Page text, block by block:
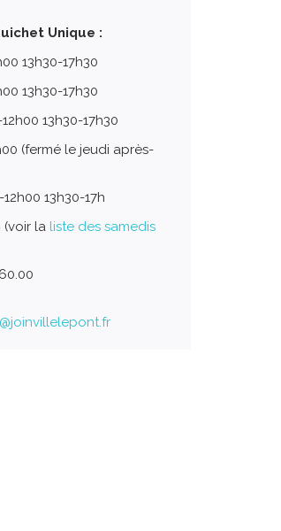
Unique :
13h30-17h30
13h30-17h30
13h30-17h30
(fermé le jeudi après-
13h30-17h
(voir la liste des samedis